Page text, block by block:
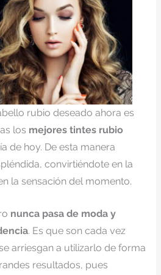
rubio deseado ahora es
los mejores tintes rubio
de hoy. De esta manera
convirtiéndote en la
la sensación del momento.
nunca pasa de moda y
. Es que son cada vez
arriesgan a utilizarlo de forma
resultados, pues